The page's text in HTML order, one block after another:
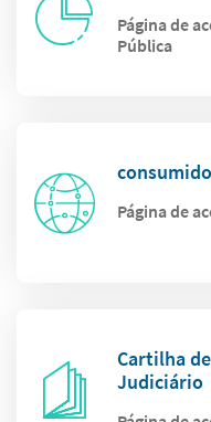
Página de
Pública
Página de
Cartilha
Judiciário